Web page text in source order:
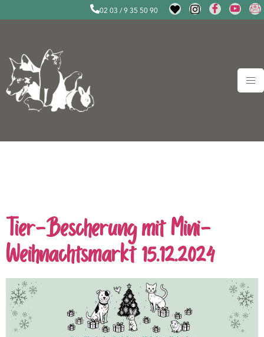
02 03 / 9 35 50 90
Tier-Bescherung mit Mini-
Weihnachtsmarkt 15.12.2024